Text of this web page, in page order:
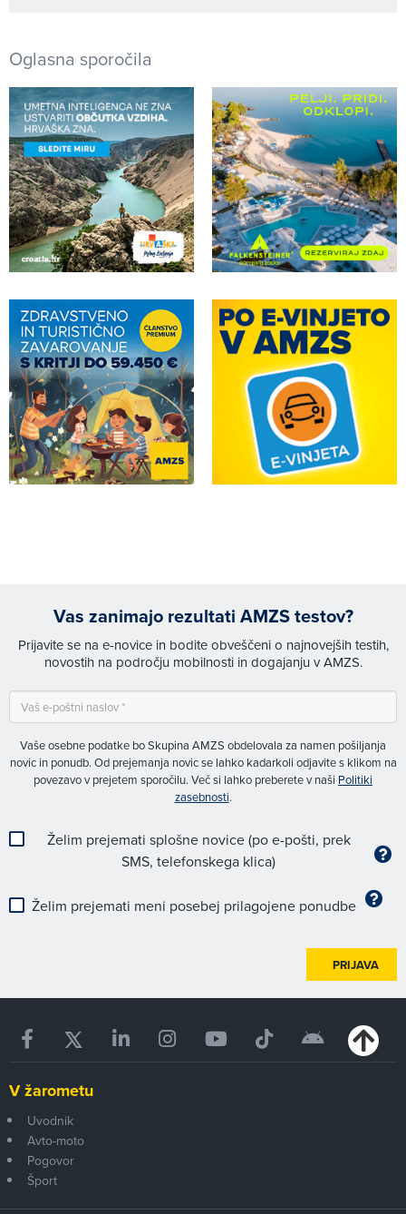
Oglasna sporočila
Vas zanimajo rezultati AMZS testov?
Prijavite se na e-novice in bodite obveščeni o najnovejših testih,
novostih na področju mobilnosti in dogajanju v AMZS.
Vaše osebne podatke bo Skupina AMZS obdelovala za namen pošiljanja
novic in ponudb. Od prejemanja novic se lahko kadarkoli odjavite s klikom na
povezavo v prejetem sporočilu. Več si lahko preberete v naši Politiki
zasebnosti.
Želim prejemati splošne novice (po e-pošti, prek
SMS, telefonskega klica)
Želim prejemati meni posebej prilagojene ponudbe
PRIJAVA
V žarometu
Uvodnik
Avto-moto
Pogovor
Šport